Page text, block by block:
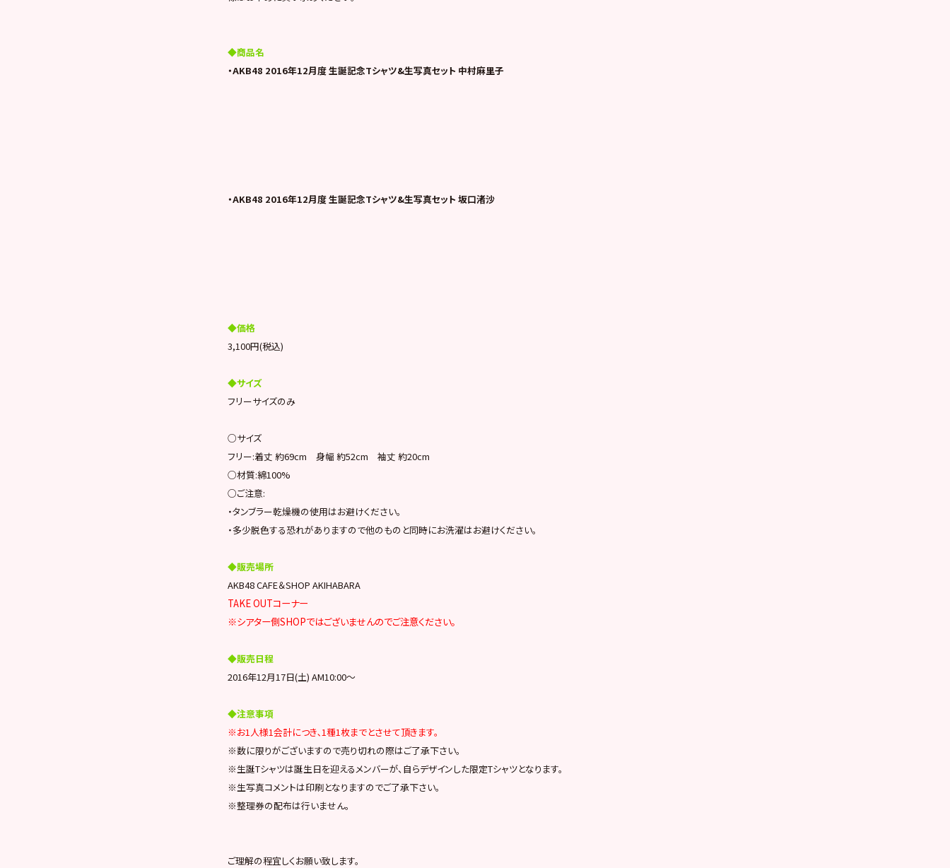
◆商品名
・AKB48 2016年12月度 生誕記念Tシャツ&生写真セット 中村麻里子
・AKB48 2016年12月度 生誕記念Tシャツ&生写真セット 坂口渚沙
◆価格
3,100円(税込)
◆サイズ
フリーサイズのみ
○サイズ
フリー:着丈 約69cm 身幅 約52cm 袖丈 約20cm
○材質:綿100%
○ご注意:
・タンブラー乾燥機の使用はお避けください。
・多少脱色する恐れがありますので他のものと同時にお洗濯はお避けください。
◆販売場所
AKB48 CAFE＆SHOP AKIHABARA
TAKE OUTコーナー
※シアター側SHOPではございませんのでご注意ください。
◆販売日程
2016年12月17日(土) AM10:00～
◆注意事項
※お1人様1会計につき､1種1枚までとさせて頂きます。
※数に限りがございますので売り切れの際はご了承下さい。
※生誕Tシャツは誕生日を迎えるメンバーが、自らデザインした限定Tシャツとなります。
※生写真コメントは印刷となりますのでご了承下さい。
※整理券の配布は行いません。
ご理解の程宜しくお願い致します。